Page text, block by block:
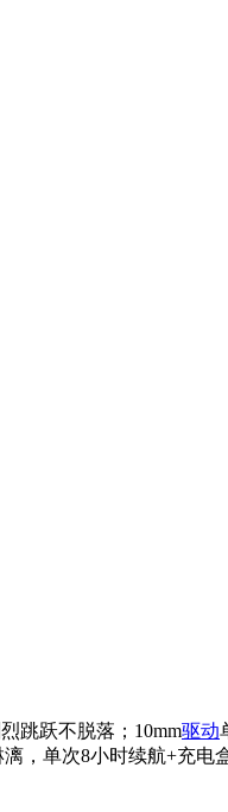
跳跃不脱落；10mm驱动
，单次8小时续航+充